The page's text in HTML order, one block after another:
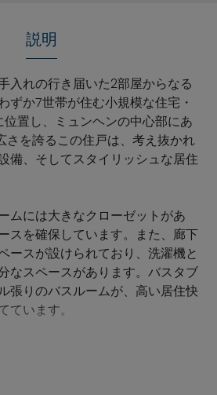
説明
入れの行き届いた2部屋からなる
ずか7世帯が住む小規模な住宅・
置し、ミュンヘンの中心部にあ
さを誇るこの住戸は、考え抜かれ
備、そしてスタイリッシュな居住
ムには大きなクローゼットがあ
スを確保しています。また、廊下
ースが設けられており、洗濯機と
なスペースがあります。バスタブ
張りのバスルームが、高い居住快
ています。
グエリアに調和して溶け込み、美